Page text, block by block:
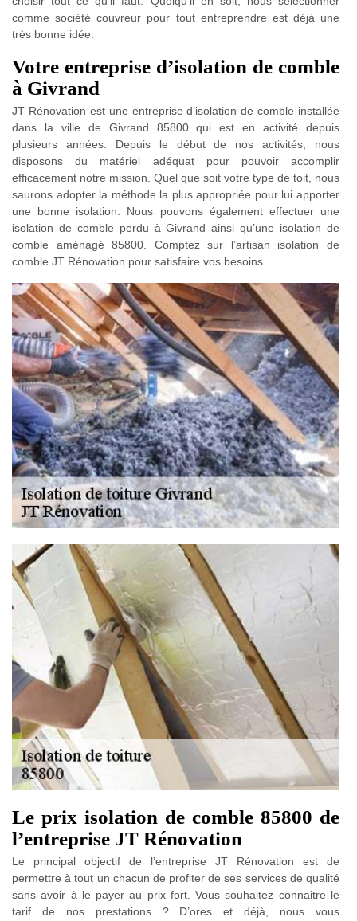
comme société couvreur pour tout entreprendre est déjà une
très bonne idée.
Votre entreprise d’isolation de comble
à Givrand
JT Rénovation est une entreprise d’isolation de comble installée
dans la ville de Givrand 85800 qui est en activité depuis
plusieurs années. Depuis le début de nos activités, nous
disposons du matériel adéquat pour pouvoir accomplir
efficacement notre mission. Quel que soit votre type de toit, nous
saurons adopter la méthode la plus appropriée pour lui apporter
une bonne isolation. Nous pouvons également effectuer une
isolation de comble perdu à Givrand ainsi qu’une isolation de
comble aménagé 85800. Comptez sur l’artisan isolation de
comble JT Rénovation pour satisfaire vos besoins.
Le prix isolation de comble 85800 de
l’entreprise JT Rénovation
Le principal objectif de l’entreprise JT Rénovation est de
permettre à tout un chacun de profiter de ses services de qualité
sans avoir à le payer au prix fort. Vous souhaitez connaitre le
tarif de nos prestations ? D’ores et déjà, nous vous